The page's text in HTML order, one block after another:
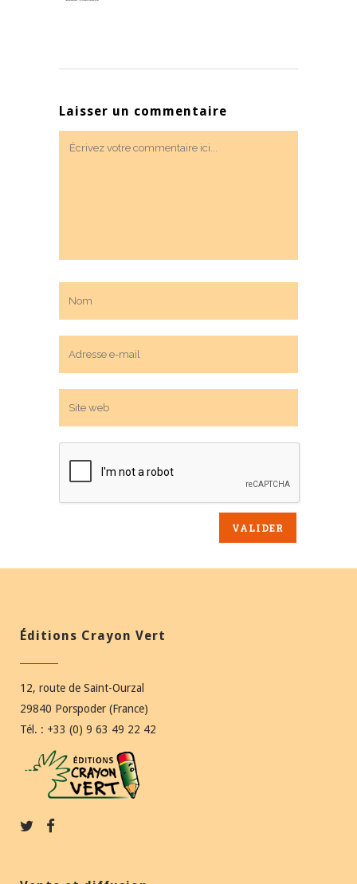
Laisser un commentaire
Éditions Crayon Vert
12, route de Saint-Ourzal
29840 Porspoder (France)
Tél. : +33 (0) 9 63 49 22 42